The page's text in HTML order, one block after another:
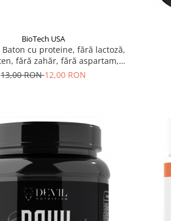
BioTech USA
Baton cu proteine, fără lactoză,
fără zahăr, fără aspartam,
îndulcit cu ștevia
13,00 RON12,00 RON